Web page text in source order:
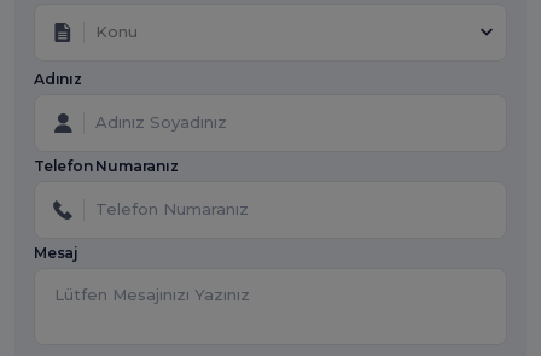
Konu
Adınız
Telefon Numaranız
Mesaj